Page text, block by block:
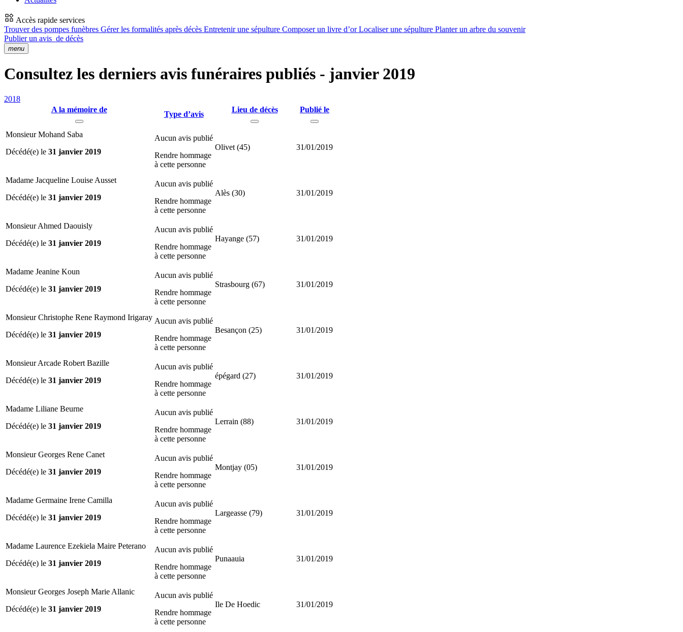
Accès rapide services
Trouver des pompes funèbres Gérer les formalités après décès Entretenir une sépulture Composer un livre d’orLocaliser une sépulture Planter un arbre du souvenir
Publier un avis de décès
menu
Consultez les derniers avis funéraires publiés - janvier 2019
2018
A la mémoire de
Type d’avis
Lieu de décès Publié le
Monsieur Mohand Saba
Décédé(e) le 31 janvier 2019
Aucun avis publié
Rendre hommage
à cette personne
Olivet (45) 31/01/2019
Madame Jacqueline Louise Ausset
Décédé(e) le 31 janvier 2019
Aucun avis publié
Rendre hommage
à cette personne
Alès (30) 31/01/2019
Monsieur Ahmed Daouisly
Décédé(e) le 31 janvier 2019
Aucun avis publié
Rendre hommage
à cette personne
Hayange (57) 31/01/2019
Madame Jeanine Koun
Décédé(e) le 31 janvier 2019
Aucun avis publié
Rendre hommage
à cette personne
Strasbourg (67) 31/01/2019
Monsieur Christophe Rene Raymond Irigaray
Décédé(e) le 31 janvier 2019
Aucun avis publié
Rendre hommage
à cette personne
Besançon (25) 31/01/2019
Monsieur Arcade Robert Bazille
Décédé(e) le 31 janvier 2019
Aucun avis publié
Rendre hommage
à cette personne
épégard (27) 31/01/2019
Madame Liliane Beurne
Décédé(e) le 31 janvier 2019
Aucun avis publié
Rendre hommage
à cette personne
Lerrain (88) 31/01/2019
Monsieur Georges Rene Canet
Décédé(e) le 31 janvier 2019
Aucun avis publié
Rendre hommage
à cette personne
Montjay (05) 31/01/2019
Madame Germaine Irene Camilla
Décédé(e) le 31 janvier 2019
Aucun avis publié
Rendre hommage
à cette personne
Largeasse (79) 31/01/2019
Madame Laurence Ezekiela Maire Peterano
Décédé(e) le 31 janvier 2019
Aucun avis publié
Rendre hommage
à cette personne
Punaauia 31/01/2019
Monsieur Georges Joseph Marie Allanic
Décédé(e) le 31 janvier 2019
Aucun avis publié
Rendre hommage
à cette personne
Ile De Hoedic 31/01/2019